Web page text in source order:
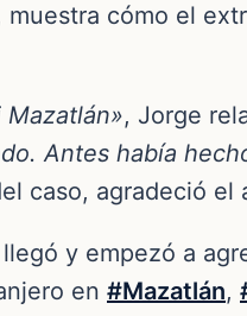
cómo el
Mazatlán», Jorge
Antes había
caso, agradeció el
y empezó a
en #Mazatlán,